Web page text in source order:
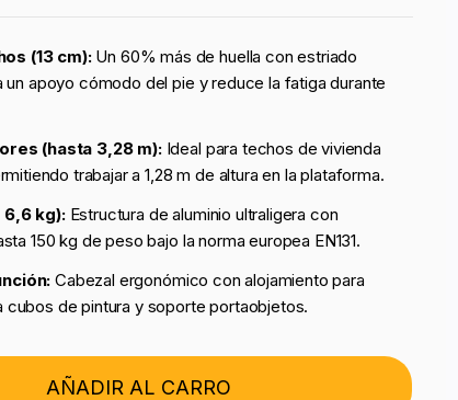
(13 cm):Un 60% más de huella con estriado
un apoyo cómodo del pie y reduce la fatiga durante
(hasta 3,28 m):Ideal para techos de vivienda
trabajar a 1,28 m de altura en la plataforma.
6,6 kg):Estructura de aluminio ultraligera con
150 kg de peso bajo la norma europea EN131.
Cabezal ergonómico con alojamiento para
cubos de pintura y soporte portaobjetos.
AÑADIR AL CARRO